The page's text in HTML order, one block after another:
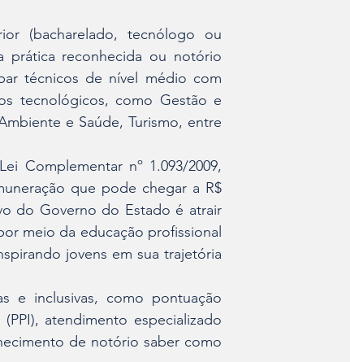
(bacharelado, tecnólogo ou
prática reconhecida ou notório
técnicos de nível médio com
tecnológicos, como Gestão e
e Saúde, Turismo, entre
Complementar nº 1.093/2009,
que pode chegar a R$
do Governo do Estado é atrair
meio da educação profissional
jovens em sua trajetória
e inclusivas, como pontuação
atendimento especializado
de notório saber como